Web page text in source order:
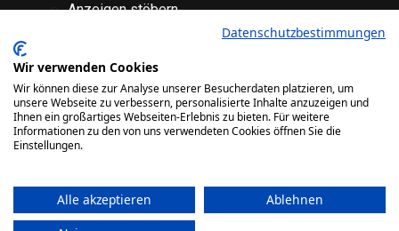
Anzeigen stöbern
Forenübersicht
Technik
Verschiedenes
Websiteinternes
Bilder
Videos
Datenschutzbestimmungen
Wir verwenden Cookies
Wir können diese zur Analyse unserer Besucherdaten platzieren, um
unsere Webseite zu verbessern, personalisierte Inhalte anzuzeigen und
Ihnen ein großartiges Webseiten-Erlebnis zu bieten. Für weitere
Informationen zu den von uns verwendeten Cookies öffnen Sie die
Einstellungen.
Alle akzeptieren
Ablehnen